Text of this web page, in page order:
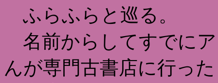
ふらふらと巡る。
名前からしてすでに
んが専門古書店に行っ